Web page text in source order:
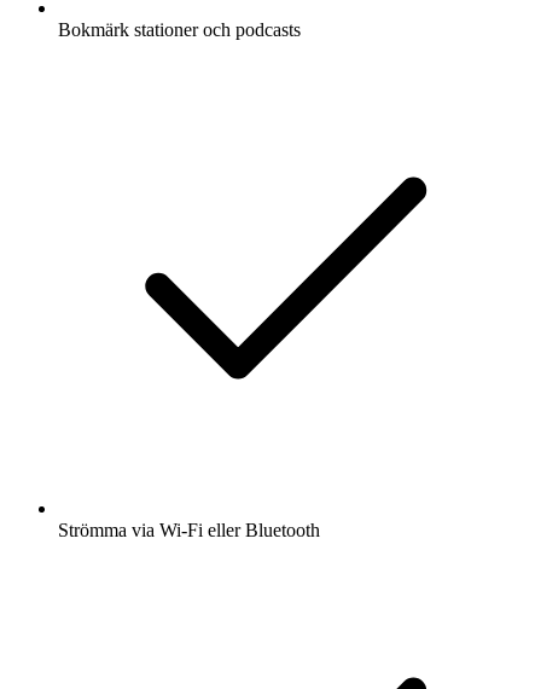
Bokmärk stationer och podcasts
Strömma via Wi-Fi eller Bluetooth